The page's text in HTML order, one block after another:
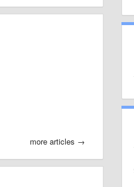
more articles →